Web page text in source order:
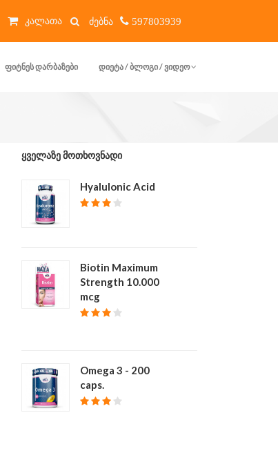
კალათა 597803939
ᲤᲘᲢᲜᲔᲡ ᲓᲐᲠᲑᲐᲖᲔᲑᲘ ᲓᲘᲔᲢᲐ / ᲑᲚᲝᲒᲘ / ᲕᲘᲓᲔᲝ
ᲧᲕᲔᲚᲐᲖᲔ ᲛᲝᲗᲮᲝᲕᲜᲐᲓᲘ
Hyalulonic Acid
Biotin Maximum
Strength 10.000
mcg
Omega 3 - 200
caps.